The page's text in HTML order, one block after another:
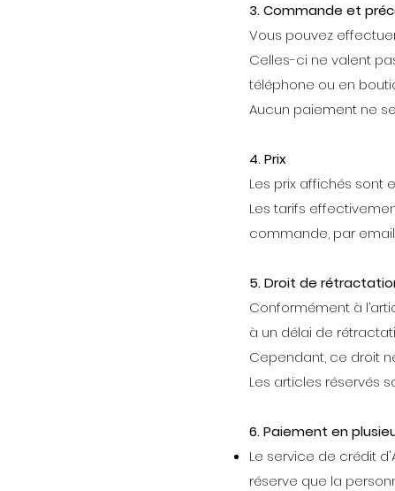
3. Commande et
Vous pouvez
Celles-ci ne valent
téléphone ou en
Aucun paiement ne
4. Prix
Les prix affichés sont
Les tarifs
commande, par
5. Droit de
Conformément à
à un délai de
Cependant, ce droit
Les articles réservés
6. Paiement en
Le service de crédit
réserve que la